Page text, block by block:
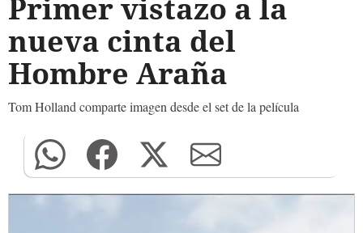
Primer vistazo a la
nueva cinta del
Hombre Araña
Tom Holland comparte imagen desde el set de la película